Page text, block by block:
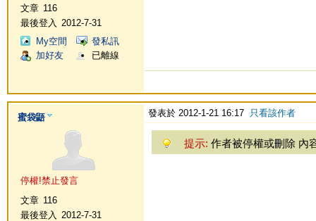
文章 116
最後登入
2012-7-31
My空間
發私訊
加好友
已離線
蜜袋鼯
停權!禁止發言
文章 116
最後登入
2012-7-31
發表於 2012-1-21 16:17 只看該作者
提示: 作者被停權或刪除 內